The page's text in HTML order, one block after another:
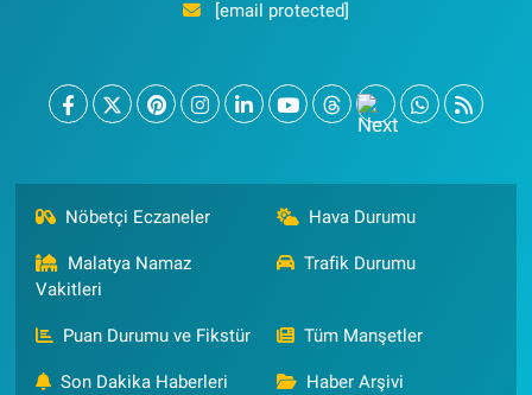
[email protected]
Nöbetçi Eczaneler Hava Durumu
Malatya Namaz
Vakitleri
Trafik Durumu
Puan Durumu ve Fikstür Tüm Manşetler
Son Dakika Haberleri Haber Arşivi